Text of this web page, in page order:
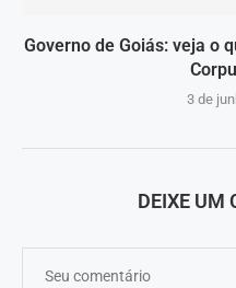
Governo de Goiás: veja o
3 de
DEIXE UM